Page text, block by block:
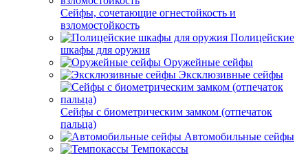
Сейфы, сочетающие огнестойкость и
взломостойкость
Полицейские
шкафы для оружия
Оружейные сейфы
Эксклюзивные сейфы
Сейфы с биометрическим замком (отпечаток
пальца)
Автомобильные сейфы
Темпокассы